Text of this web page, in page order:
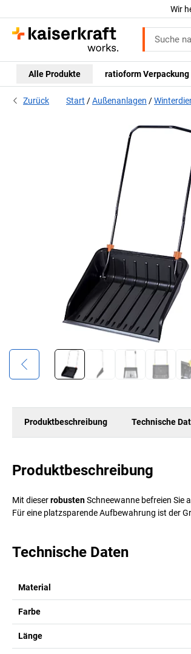
Wir
Alle Produkte ratioform Verpackung
Zurück Start Außenanlagen
Produktbeschreibung Technische
Produktbeschreibung
Mit dieserrobustenSchneewanne befreien Sie
Für eine platzsparende Aufbewahrung ist der
Technische Daten
Material
Farbe
Länge